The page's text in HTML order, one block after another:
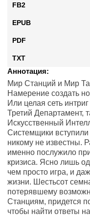
FB2
EPUB
PDF
TXT
Аннотация:
Мир Станций и Мир
Намерение создать
Или целая сеть
Третий Департамент,
Искусственный
Системщики вступили
никому не известны.
именно послужило
кризиса. Ясно лишь
чем просто игра, и
жизни. Шестьсот
потерявшему
Станциям, придется
чтобы найти ответы